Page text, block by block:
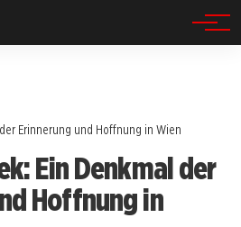
Erinnerung und Hoffnung in Wien
Ein Denkmal der
Hoffnung in